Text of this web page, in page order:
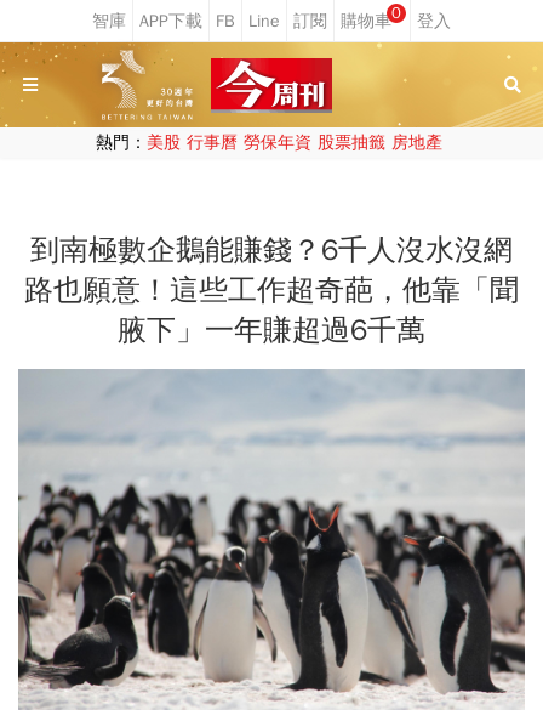
0
熱門： 美股 行事曆 勞保年資 股票抽籤 房地產
到南極數企鵝能賺錢？6千人沒水沒網
路也願意！這些工作超奇葩，他靠「聞
腋下」一年賺超過6千萬